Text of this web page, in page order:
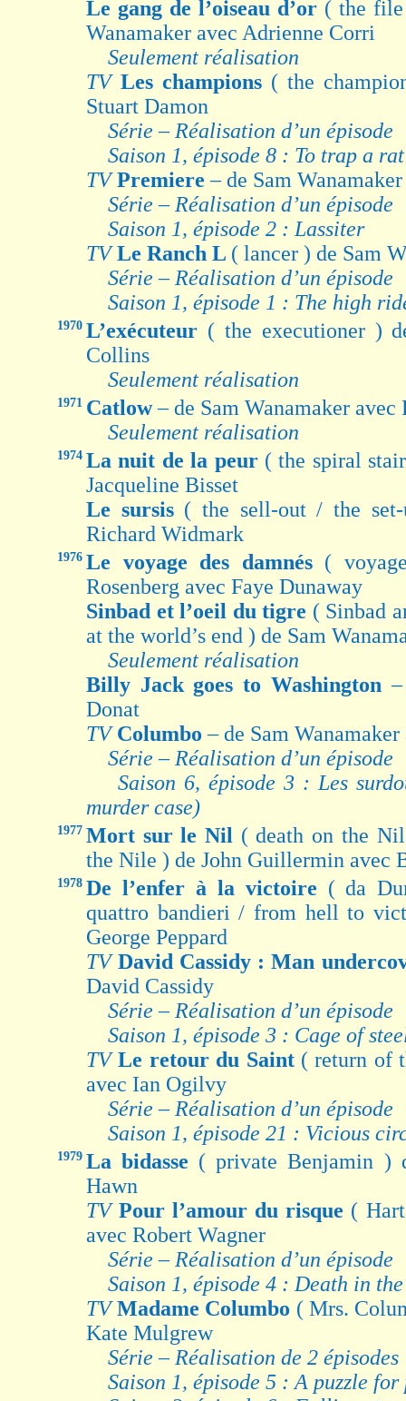
Le gang de l’oiseau d’or ( the file
Wanamaker avec Adrienne Corri
Seulement réalisation
TV Les champions ( the
Stuart Damon
Série – Réalisation d’un épisode
Saison 1, épisode 8 : To trap a rat
TV Premiere– de Sam
Série – Réalisation d’un épisode
Saison 1, épisode 2 : Lassiter
TV Le Ranch L ( lancer ) de Sam
Série – Réalisation d’un épisode
Saison 1, épisode 1 : The high
1970 L’exécuteur ( the executioner )
Collins
Seulement réalisation
1971 Catlow– de Sam Wanamaker avec
Seulement réalisation
1974 La nuit de la peur ( the spiral
Jacqueline Bisset
Le sursis ( the sell-out / the
Richard Widmark
1976 Le voyage des damnés (
Rosenberg avec Faye Dunaway
Sinbad et l’oeil du tigre ( Sinbad
at the world’s end ) de Sam
Seulement réalisation
Billy Jack goes to Washington
Donat
TV Columbo– de Sam
Série – Réalisation d’un épisode
Saison 6, épisode 3 : Les
murder case)
1977 Mort sur le Nil ( death on the
the Nile ) de John Guillermin avec
1978 De l’enfer à la victoire ( da
quattro bandieri / from hell to
George Peppard
TV David Cassidy : Man
David Cassidy
Série – Réalisation d’un épisode
Saison 1, épisode 3 : Cage of
TV Le retour du Saint ( return of
avec Ian Ogilvy
Série – Réalisation d’un épisode
Saison 1, épisode 21 : Vicious
1979 La bidasse ( private Benjamin )
Hawn
TV Pour l’amour du risque (
avec Robert Wagner
Série – Réalisation d’un épisode
Saison 1, épisode 4 : Death in
TV Madame Columbo ( Mrs.
Kate Mulgrew
Série – Réalisation de 2 épisodes
Saison 1, épisode 5 : A puzzle for